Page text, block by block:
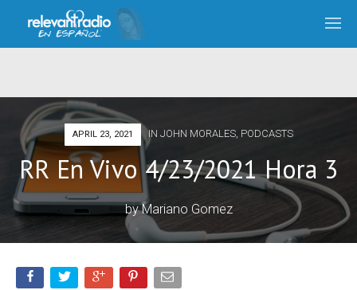
APRIL 23, 2021 IN JOHN MORALES, PODCASTS
RR En Vivo 4/23/2021 Hora 3
byMariano Gomez